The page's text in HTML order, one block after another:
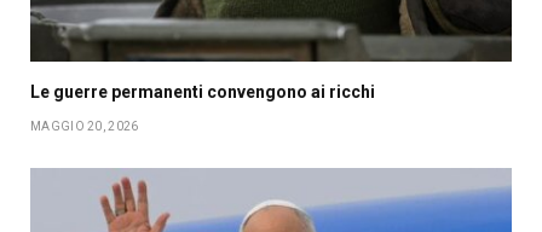
Le guerre permanenti convengono ai ricchi
MAGGIO 20, 2026